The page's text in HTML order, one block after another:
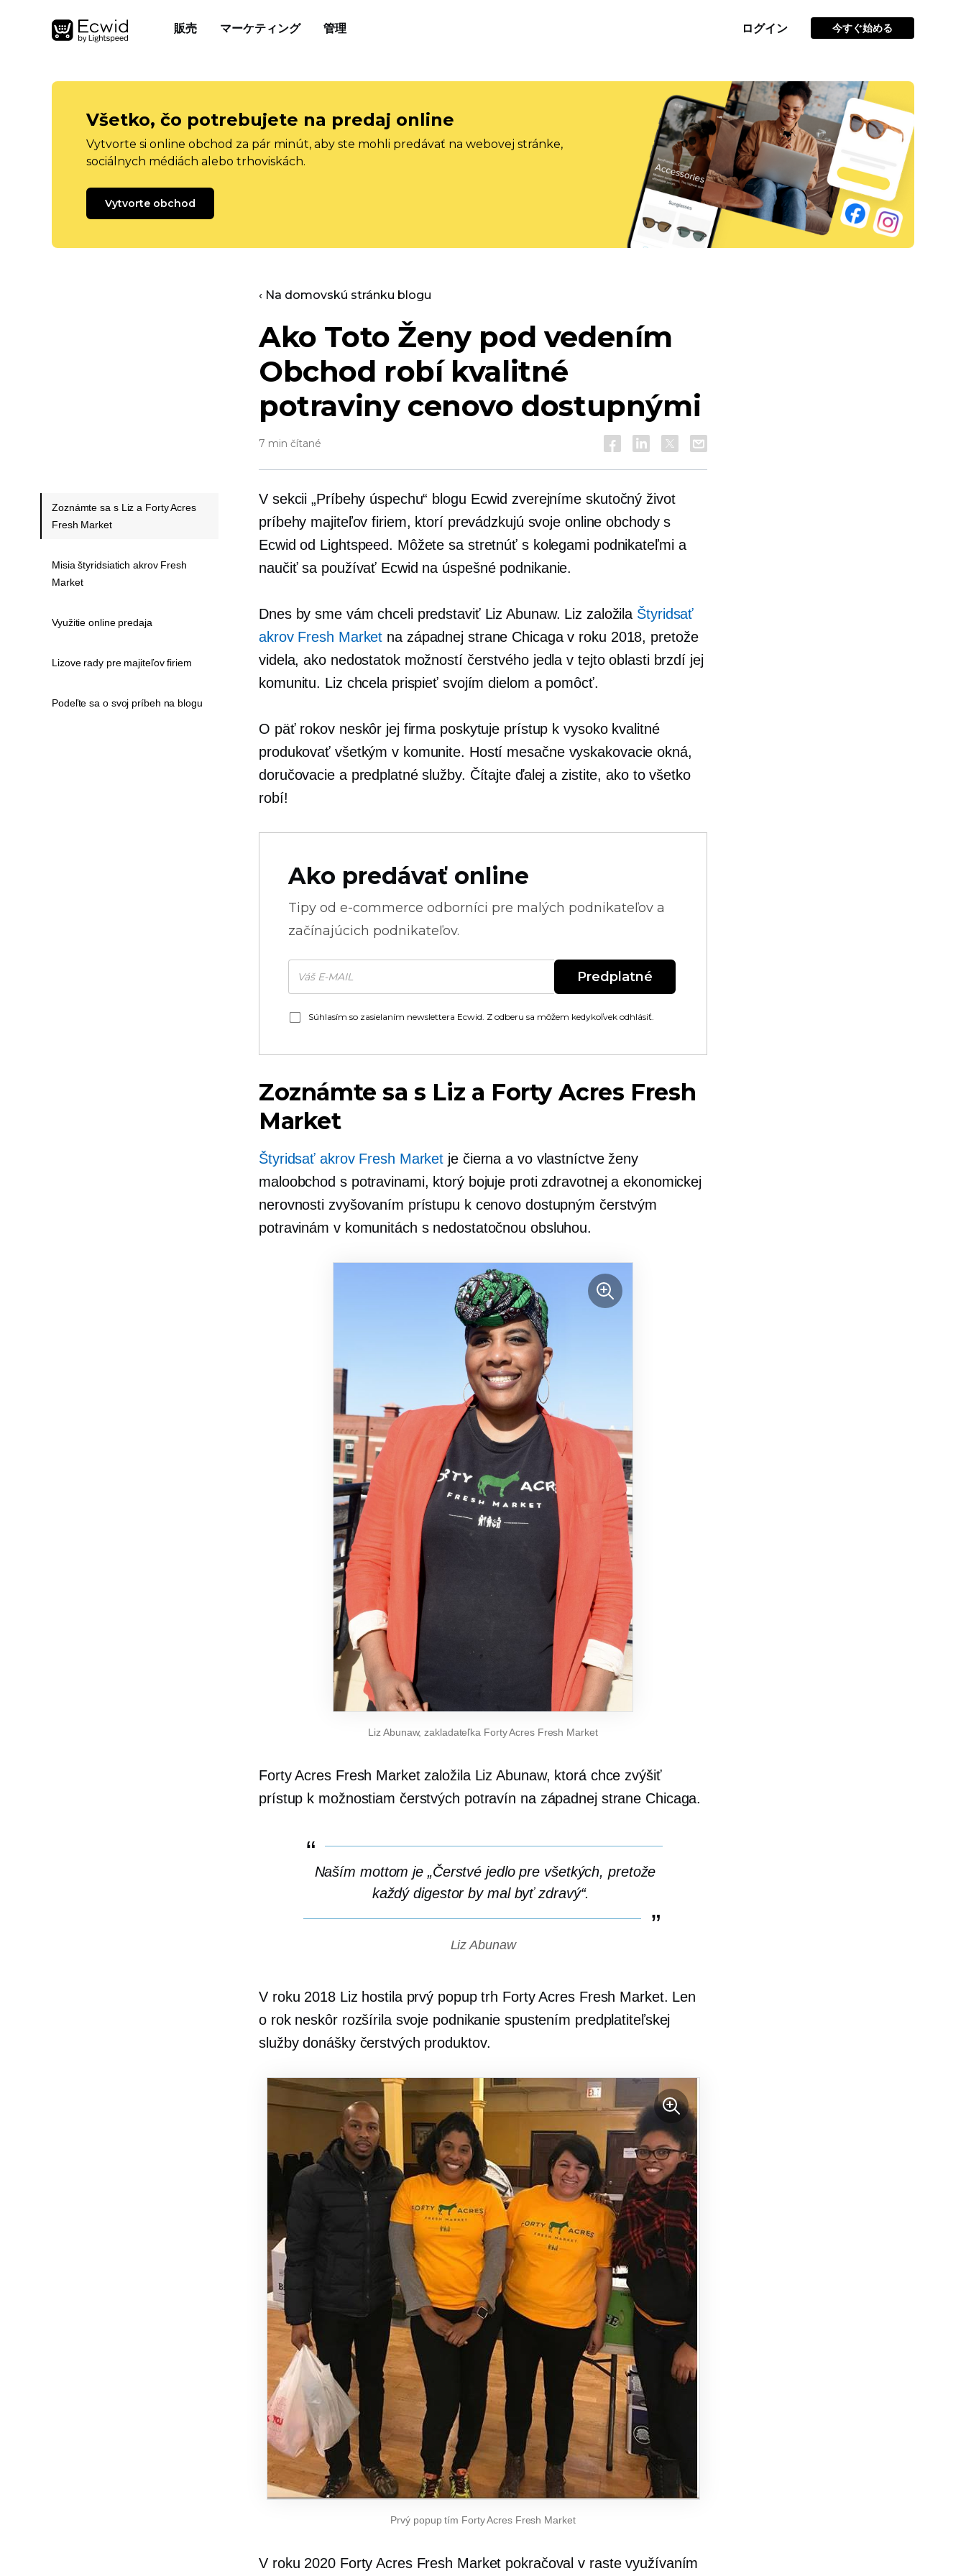
販売 マーケティング 管理 ログイン 今すぐ始める
Všetko, čo potrebujete na predaj online
Vytvorte si online obchod za pár minút, aby ste mohli predávať na webovej stránke,
sociálnych médiách alebo trhoviskách.
Vytvorte obchod
‹ Na domovskú stránku blogu
Ako Toto Ženy pod vedením
Obchod robí kvalitné
potraviny cenovo dostupnými
7 min čítané
V sekcii „Príbehy úspechu“ blogu Ecwid zverejníme skutočný život
príbehy majiteľov firiem, ktorí prevádzkujú svoje online obchody s
Ecwid od Lightspeed. Môžete sa stretnúť s kolegami podnikateľmi a
naučiť sa používať Ecwid na úspešné podnikanie.
Dnes by sme vám chceli predstaviť Liz Abunaw. Liz založila Štyridsať
akrov Fresh Market na západnej strane Chicaga v roku 2018, pretože
videla, ako nedostatok možností čerstvého jedla v tejto oblasti brzdí jej
komunitu. Liz chcela prispieť svojím dielom a pomôcť.
O päť rokov neskôr jej firma poskytuje prístup kvysoko kvalitné
produkovať všetkým v komunite. Hostí mesačne vyskakovacie okná,
doručovacie a predplatné služby. Čítajte ďalej a zistite, ako to všetko
robí!
Ako predávať online
Tipy od e-commerce odborníci pre malých podnikateľov a
začínajúcich podnikateľov.
Predplatné
Súhlasím so zasielaním newslettera Ecwid. Z odberu sa môžem kedykoľvek odhlásiť.
Zoznámte sa s Liz a Forty Acres Fresh
Market
Štyridsať akrov Fresh Market je čierna a vo vlastníctve ženy
maloobchod s potravinami, ktorý bojuje proti zdravotnej a ekonomickej
nerovnosti zvyšovaním prístupu k cenovo dostupným čerstvým
potravinám v komunitách s nedostatočnou obsluhou.
Liz Abunaw, zakladateľka Forty Acres Fresh Market
Forty Acres Fresh Market založila Liz Abunaw, ktorá chce zvýšiť
prístup k možnostiam čerstvých potravín na západnej strane Chicaga.
Naším mottom je „Čerstvé jedlo pre všetkých, pretože
každý digestor by mal byť zdravý“.
Liz Abunaw
V roku 2018 Liz hostila prvý popup trh Forty Acres Fresh Market. Len
o rok neskôr rozšírila svoje podnikanie spustením predplatiteľskej
služby donášky čerstvých produktov.
Prvý popup tím Forty Acres Fresh Market
V roku 2020 Forty Acres Fresh Market pokračoval v raste využívaním
Zoznámte sa s Liz a Forty Acres
Fresh Market
Misia štyridsiatich akrov Fresh
Market
Využitie online predaja
Lizove rady pre majiteľov firiem
Podeľte sa o svoj príbeh na blogu